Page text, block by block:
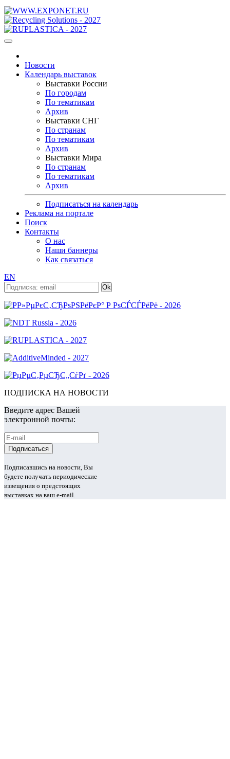
Новости
Календарь выставок
Выставки России
По городам
По тематикам
Архив
Выставки СНГ
По странам
По тематикам
Архив
Выставки Мира
По странам
По тематикам
Архив
Подписаться на календарь
Реклама на портале
Поиск
Контакты
О нас
Наши баннеры
Как связаться
EN
ПОДПИСКА НА НОВОСТИ
Введите адрес Вашей
электронной почты:
Подписавшись на новости, Вы
будете получать периодические
извещения о предстоящих
выставках на ваш e-mail.